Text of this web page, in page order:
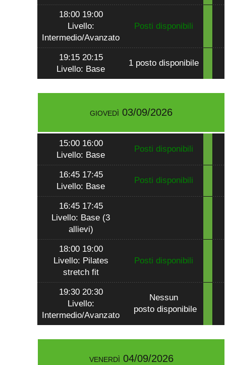
18:00 19:00
Livello:
Intermedio/Avanzato
Posti disponibili
19:15 20:15
Livello: Base
1 posto disponibile
giovedì 03/09/2026
15:00 16:00
Livello: Base
Posti disponibili
16:45 17:45
Livello: Base
Posti disponibili
16:45 17:45
Livello: Base (3
allievi)
18:00 19:00
Livello: Pilates
stretch fit
Posti disponibili
19:30 20:30
Livello:
Intermedio/Avanzato
Nessun
posto disponibile
venerdì 04/09/2026